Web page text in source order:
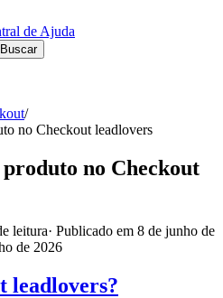
de Ajuda
Buscar
/
no Checkout leadlovers
no Checkout
leitura· Publicado em 8 de junho de
de 2026
leadlovers?